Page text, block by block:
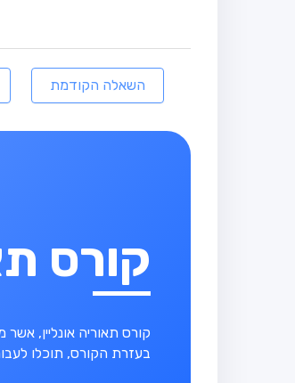
השאלה הקודמת
קורס
קורס תאוריה אונליין,
בעזרת הקורס, תוכלו